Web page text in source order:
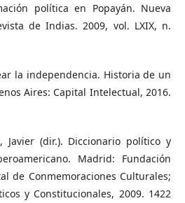
política en Popayán. Nueva
de Indias. 2009, vol. LXIX, n.
la independencia. Historia de un
Aires: Capital Intelectual, 2016.
Javier (dir.). Diccionario político y
Madrid: Fundación
de Conmemoraciones Culturales;
y Constitucionales, 2009. 1422